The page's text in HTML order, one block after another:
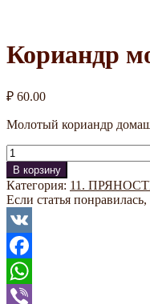
Кориандр
₽ 60.00
Молотый кориандр
Количество
В корзину
Категория: 11.
Если статья
VK
Facebook
WhatsApp